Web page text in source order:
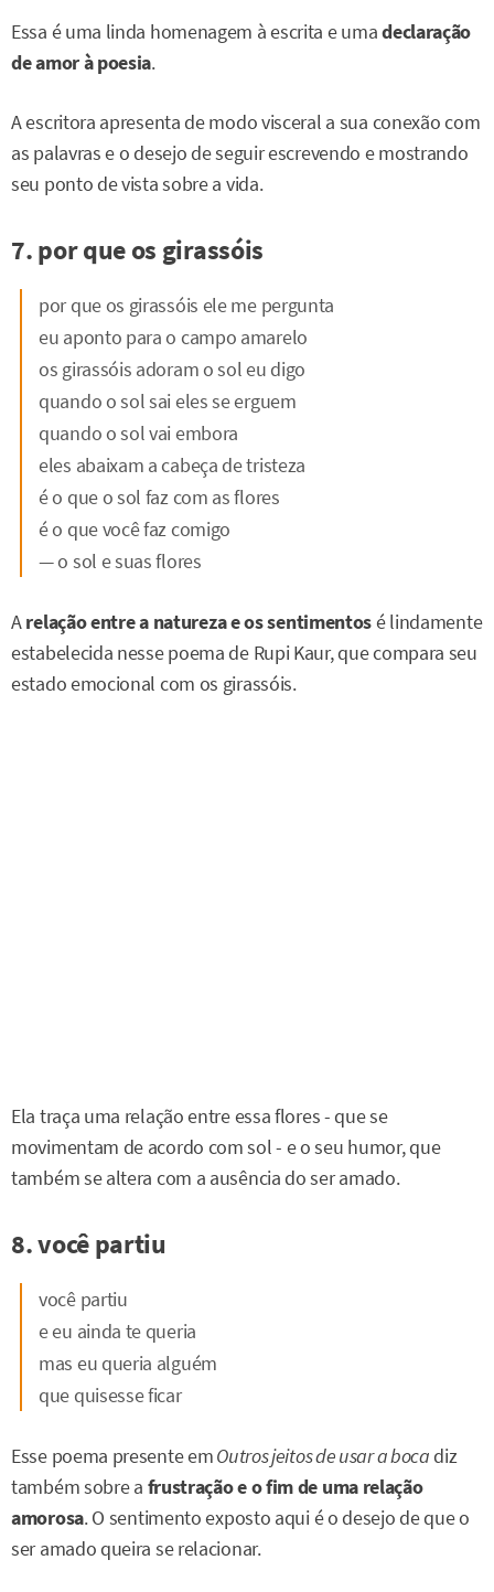
Essa é uma linda homenagem à escrita e umadeclaração
de amor à poesia.
A escritora apresenta de modo visceral a sua conexão com
as palavras e o desejo de seguir escrevendo e mostrando
seu ponto de vista sobre a vida.
7. por que os girassóis
por que os girassóis ele me pergunta
eu aponto para o campo amarelo
os girassóis adoram o sol eu digo
quando o sol sai eles se erguem
quando o sol vai embora
eles abaixam a cabeça de tristeza
é o que o sol faz com as flores
é o que você faz comigo
— o sol e suas flores
Arelação entre a natureza e os sentimentosé lindamente
estabelecida nesse poema de Rupi Kaur, que compara seu
estado emocional com os girassóis.
Ela traça uma relação entre essa flores - que se
movimentam de acordo com sol - e o seu humor, que
também se altera com a ausência do ser amado.
8. você partiu
você partiu
e eu ainda te queria
mas eu queria alguém
que quisesse ficar
Esse poema presente emOutros jeitos de usar a bocadiz
também sobre a frustração e o fim de uma relação
amorosa. O sentimento exposto aqui é o desejo de que o
ser amado queira se relacionar.